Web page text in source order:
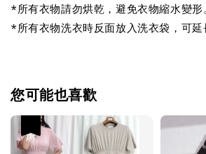
*所有衣物請勿烘乾，避免衣物縮水變形
*所有衣物洗衣時反面放入洗衣袋，可延
您可能也喜歡